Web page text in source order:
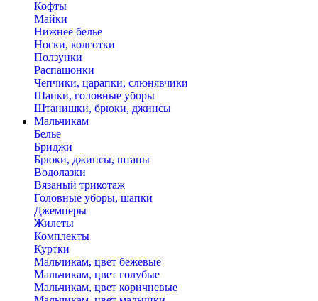
Кофты
Майки
Нижнее белье
Носки, колготки
Ползунки
Распашонки
Чепчики, царапки, слюнявчики
Шапки, головные уборы
Штанишки, брюки, джинсы
Мальчикам
Белье
Бриджи
Брюки, джинсы, штаны
Водолазки
Вязаный трикотаж
Головные уборы, шапки
Джемперы
Жилеты
Комплекты
Куртки
Мальчикам, цвет бежевые
Мальчикам, цвет голубые
Мальчикам, цвет коричневые